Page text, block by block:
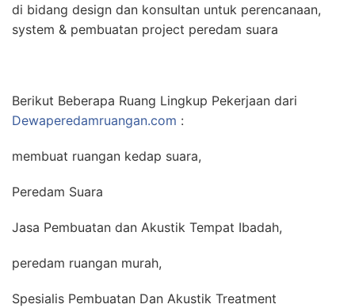
di bidang design dan konsultan untuk perencanaan,
system & pembuatan project peredam suara
Berikut Beberapa Ruang Lingkup Pekerjaan dari
Dewaperedamruangan.com :
membuat ruangan kedap suara,
Peredam Suara
Jasa Pembuatan dan Akustik Tempat Ibadah,
peredam ruangan murah,
Spesialis Pembuatan Dan Akustik Treatment